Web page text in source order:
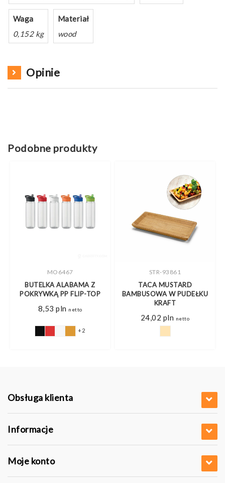
Waga
0,152 kg
Materiał
wood
Opinie
Podobne produkty
MO6467
BUTELKA ALABAMA Z
POKRYWKĄ PP FLIP-TOP
8,53 pln netto
+2
STR-93861
TACA MUSTARD
BAMBUSOWA W PUDEŁKU
KRAFT
24,02 pln netto
Obsługa klienta
Informacje
Moje konto